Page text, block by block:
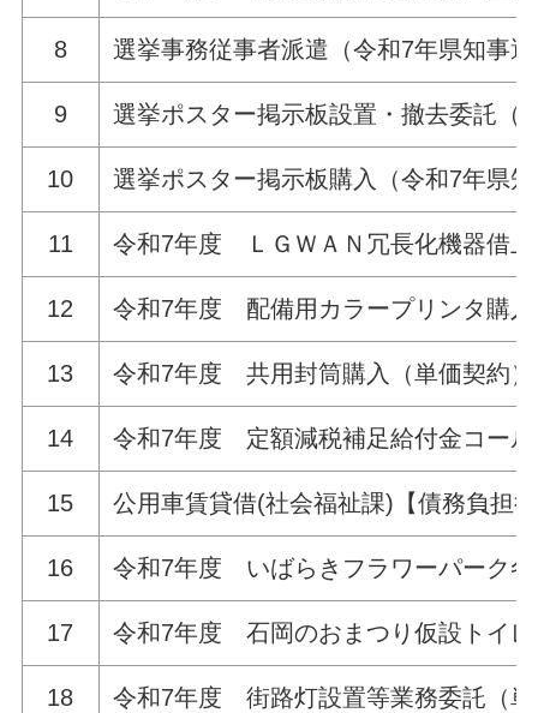
8 選挙事務従事者派遣（令和7年県知事
9 選挙ポスター掲示板設置・撤去委託（
10 選挙ポスター掲示板購入（令和7年県
11 令和7年度 ＬＧＷＡＮ冗長化機器借
12 令和7年度 配備用カラープリンタ購入
13 令和7年度 共用封筒購入（単価契約）
14 令和7年度 定額減税補足給付金コー
15 公用車賃貸借(社会福祉課)【債務負担
16 令和7年度 いばらきフラワーパーク
17 令和7年度 石岡のおまつり仮設トイレ
18 令和7年度 街路灯設置等業務委託（単